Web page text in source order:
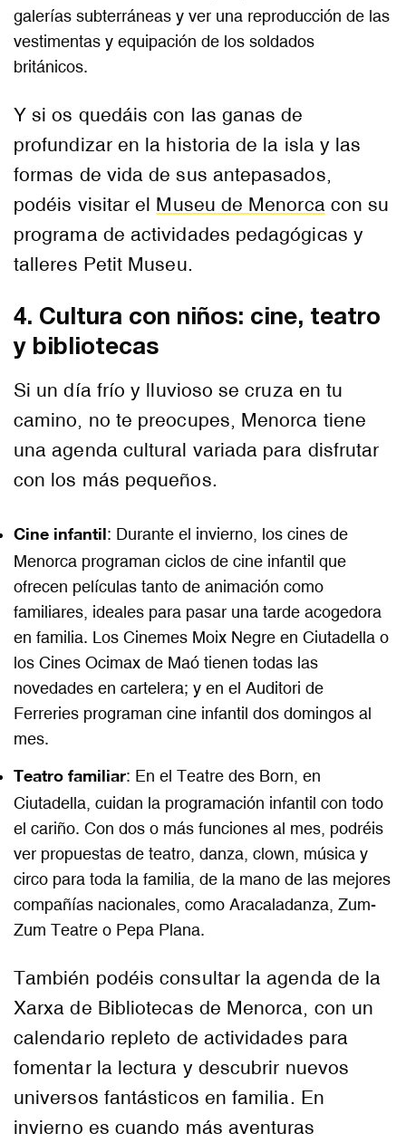
galerías subterráneas y ver una reproducción de las
vestimentas y equipación de los soldados
británicos.
Y si os quedáis con las ganas de
profundizar en la historia de la isla y las
formas de vida de sus antepasados,
podéis visitar el Museu de Menorcacon su
programa de actividades pedagógicas y
talleres Petit Museu.
4. Cultura con niños: cine, teatro
y bibliotecas
Si un día frío y lluvioso se cruza en tu
camino, no te preocupes, Menorca tiene
una agenda cultural variada para disfrutar
con los más pequeños.
Cine infantil: Durante el invierno, los cines de
Menorca programan ciclos de cine infantil que
ofrecen películas tanto de animación como
familiares, ideales para pasar una tarde acogedora
en familia. Los Cinemes Moix Negre en Ciutadella o
los Cines Ocimax de Maó tienen todas las
novedades en cartelera; y en el Auditori de
Ferreries programan cine infantil dos domingos al
mes.
Teatro familiar: En el Teatre des Born, en
Ciutadella, cuidan la programación infantil con todo
el cariño. Con dos o más funciones al mes, podréis
ver propuestas de teatro, danza, clown, música y
circo para toda la familia, de la mano de las mejores
compañías nacionales, como Aracaladanza, Zum-
Zum Teatre o Pepa Plana.
También podéis consultar la agenda de la
Xarxa de Bibliotecas de Menorca, con un
calendario repleto de actividades para
fomentar la lectura y descubrir nuevos
universos fantásticos en familia. En
invierno es cuando más aventuras